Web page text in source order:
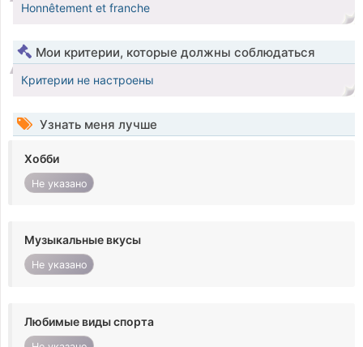
Honnêtement et franche
Мои критерии, которые должны соблюдаться
Критерии не настроены
Узнать меня лучше
Хобби
Не указано
Музыкальные вкусы
Не указано
Любимые виды спорта